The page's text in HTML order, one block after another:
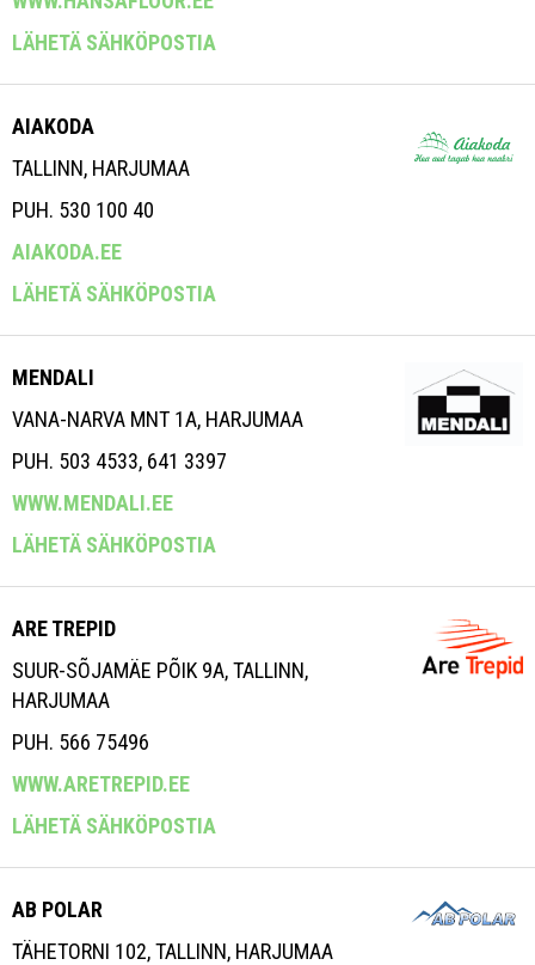
LÄHETÄ SÄHKÖPOSTIA
AIAKODA
TALLINN, HARJUMAA
PUH. 530 100 40
AIAKODA.EE
LÄHETÄ SÄHKÖPOSTIA
MENDALI
VANA-NARVA MNT 1A, HARJUMAA
PUH. 503 4533, 641 3397
WWW.MENDALI.EE
LÄHETÄ SÄHKÖPOSTIA
ARE TREPID
SUUR-SÕJAMÄE PÕIK 9A, TALLINN,
HARJUMAA
PUH. 566 75496
WWW.ARETREPID.EE
LÄHETÄ SÄHKÖPOSTIA
AB POLAR
TÄHETORNI 102, TALLINN, HARJUMAA